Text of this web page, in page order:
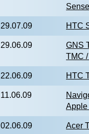
29.07.09 HTC
29.06.09
GNS
TMC
22.06.09 HTC
11.06.09
02.06.09 Acer